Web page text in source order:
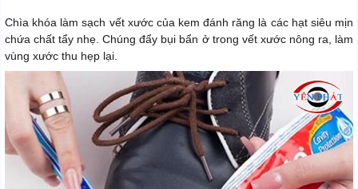
Chìa khóa làm sạch vết xước của kem đánh răng là các hạt siêu mịn
chứa chất tẩy nhẹ. Chúng đẩy bụi bẩn ở trong vết xước nông ra, làm
vùng xước thu hẹp lại.